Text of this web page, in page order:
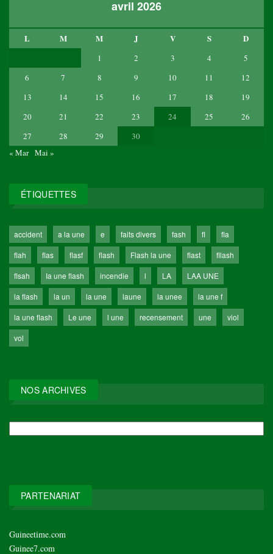
avril 2026
L M M J V S D
1 2 3 4
5
6
7 8 9 10 11
12
13
14 15 16 17 18
19
20
21 22 23 24 25
26
27
28 29
30
« Mar Mai »
ÉTIQUETTES
accident a la une e faits divers fash fl
fla
flah
flas flasf flash Flash la une flast
fllash
flsah
Ia une flash incendie l LA
LAA UNE
la flash
la un la une laune la unee
la une f
la une flash
Le une l une recensement une
viol
vol
NOS ARCHIVES
PARTENARIAT
Guineetime.com
Guinee7.com